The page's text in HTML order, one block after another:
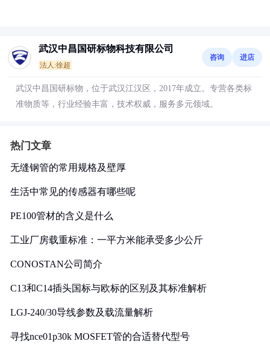
武汉中昌国研标物科技有限公司
法人:徐超
咨询 进店
武汉中昌国研标物，位于武汉江汉区，2017年成立。专营各类标
准物质等，行业经验丰富，技术权威，服务多元领域。
热门文章
无缝钢管的常用规格及壁厚
生活中常见的传感器有哪些呢
PE100管材的含义是什么
工业厂房载重标准：一平方米能承受多少公斤
CONOSTAN公司简介
C13和C14插头国标与欧标的区别及其标准解析
LGJ-240/30导线参数及载流量解析
寻找nce01p30k MOSFET管的合适替代型号